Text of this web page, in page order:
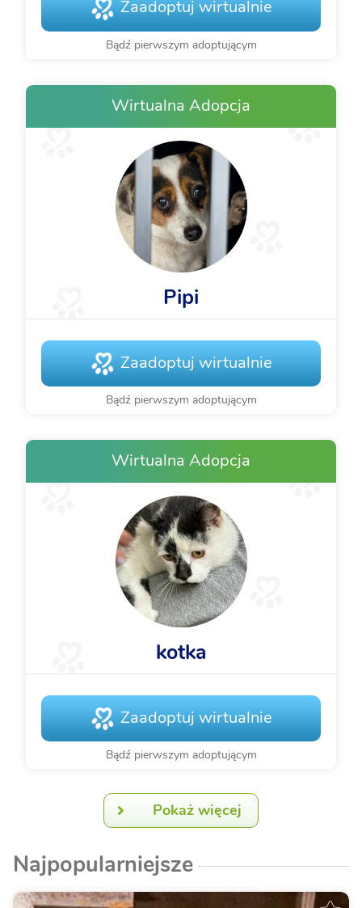
Zaadoptuj wirtualnie
Bądź pierwszym adoptującym
Wirtualna Adopcja
Pipi
Zaadoptuj wirtualnie
Bądź pierwszym adoptującym
Wirtualna Adopcja
kotka
Zaadoptuj wirtualnie
Bądź pierwszym adoptującym
Pokaż więcej
Najpopularniejsze